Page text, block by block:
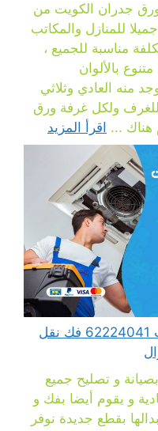
جدران الكويت من
للمنازل والمكاتب
مناسبة للجميع ،
بالألوان
منه العادي وثلاثي
للغرف ولكل غرفة ورق
هناك ... اقرأ المزيد
فني تكييف مركزي هندي الكويت 62224041 فك نقل
و تصليح جميع
و يقوم أيضا بفك و
بقطع جديدة نوفر